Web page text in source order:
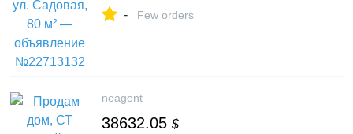
- Few orders
neagent
38632.05 $